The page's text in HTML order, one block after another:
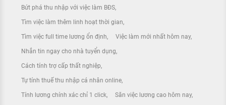
Bứt phá thu nhập với việc làm BĐS
Tìm việc làm thêm linh hoạt thời gian
Tìm việc full time lương ổn định Việc làm mới nhất hôm nay
Nhắn tin ngay cho nhà tuyển dụng
Cách tính trợ cấp thất nghiệp
Tự tính thuế thu nhập cá nhân online
Tính lương chính xác chỉ 1 click Săn việc lương cao hôm nay